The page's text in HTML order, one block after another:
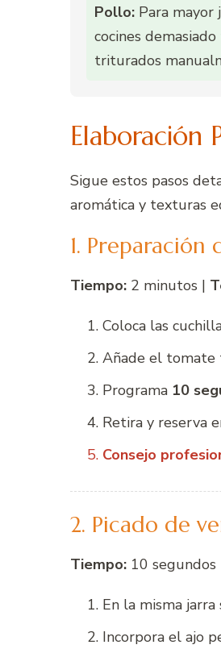
Pollo: Para mayor
cocines
triturados
Elaboración
Sigue estos pasos
aromática y texturas
1. Preparación
Tiempo: 2 minutos |
Coloca las
Añade el tomate
Programa 10
Retira y reserva
Consejo
2. Picado de
Tiempo: 10 segundos
En la misma
Incorpora el ajo